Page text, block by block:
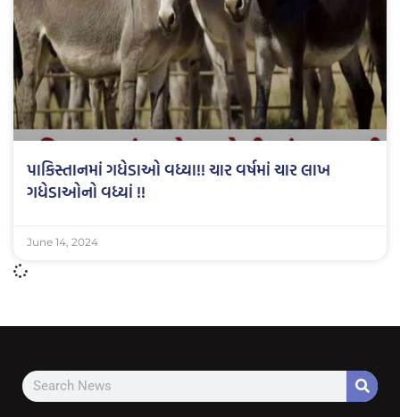
પાકિસ્તાનમાં ગધેડાઓ વધ્યા!! ચાર વર્ષમાં ચાર લાખ
ગધેડાઓનો વધ્યાં !!
June 14, 2024